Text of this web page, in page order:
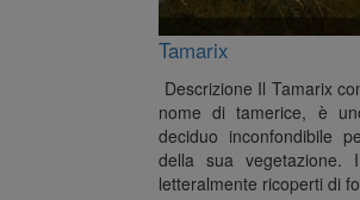
Tamarix
Descrizione Il Tamarix
nome di tamerice, è
deciduo inconfondibile
della sua vegetazione.
letteralmente ricoperti di